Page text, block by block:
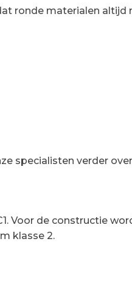
ronde materialen altijd
specialisten verder
Voor de constructie
klasse 2.